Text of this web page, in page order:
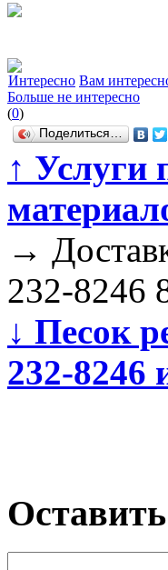
Интересно Вам
Больше не интересно
(0)
Поделиться…
↑ Услуги
→
232-8246
↓ Песок
232-8246